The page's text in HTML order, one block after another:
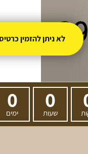
0
שעות
0
ימים
לא ניתן להזמין